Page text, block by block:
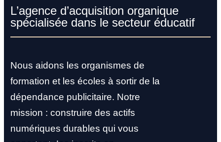
L’agence d’acquisition organique
spécialisée dans le secteur éducatif
Nous aidons les organismes de
formation et les écoles à sortir de la
dépendance publicitaire. Notre
mission : construire des actifs
numériques durables qui vous